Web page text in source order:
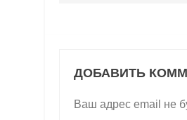
ДОБАВИТЬ
Ваш адрес email не